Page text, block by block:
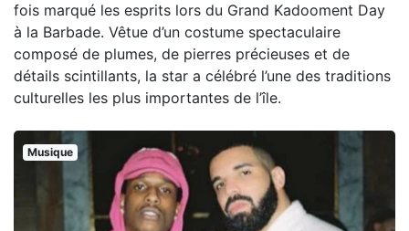
fois marqué les esprits lors du Grand Kadooment Day
à la Barbade. Vêtue d’un costume spectaculaire
composé de plumes, de pierres précieuses et de
détails scintillants, la star a célébré l’une des traditions
culturelles les plus importantes de l’île.
Musique